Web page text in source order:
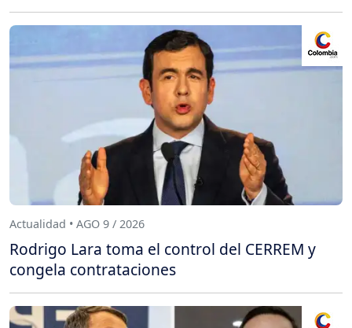
Actualidad • AGO 9 / 2026
Rodrigo Lara toma el control del CERREM y
congela contrataciones